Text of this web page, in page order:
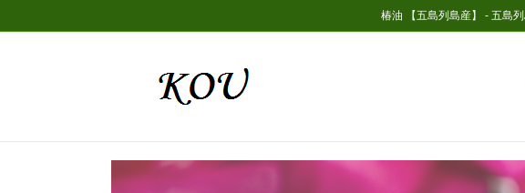
椿油 【五島列島産】 - 五島